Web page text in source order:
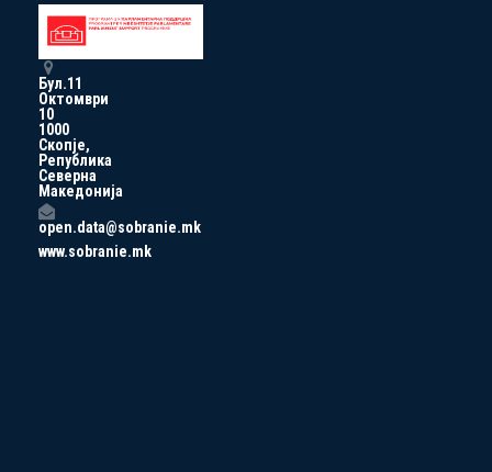
Бул.11
Октомври
10
1000
Скопје,
Република
Северна
Македонија
open.data@sobranie.mk
www.sobranie.mk